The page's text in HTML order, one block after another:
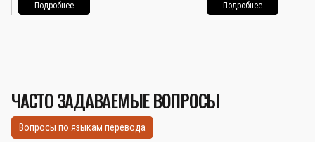
Подробнее Подробнее
ЧАСТО ЗАДАВАЕМЫЕ ВОПРОСЫ
Вопросы по языкам перевода